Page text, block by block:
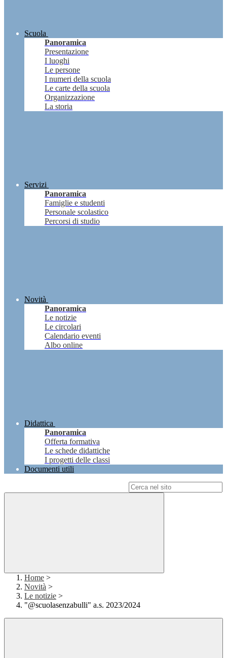
Scuola
Panoramica
Presentazione
I luoghi
Le persone
I numeri della scuola
Le carte della scuola
Organizzazione
La storia
Servizi
Panoramica
Famiglie e studenti
Personale scolastico
Percorsi di studio
Novità
Panoramica
Le notizie
Le circolari
Calendario eventi
Albo online
Didattica
Panoramica
Offerta formativa
Le schede didattiche
I progetti delle classi
Documenti utili
Home >
Novità >
Le notizie >
"@scuolasenzabulli" a.s. 2023/2024